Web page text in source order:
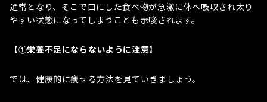
通常となり、そこで口にした食べ物が急激に体へ吸収され太り
やすい状態になってしまうことも示唆されます。
【①栄養不足にならないように注意】
では、健康的に痩せる方法を見ていきましょう。